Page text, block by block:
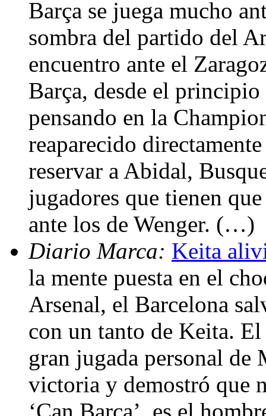
Barça se juega mucho
sombra del partido del
encuentro ante el
Barça, desde el
pensando en la
reaparecido
reservar a Abidal,
jugadores que tienen
ante los de Wenger. (…)
Diario Marca: Keita
la mente puesta en el
Arsenal, el Barcelona
con un tanto de Keita.
gran jugada personal de
victoria y demostró que
‘Can Barça’, es el